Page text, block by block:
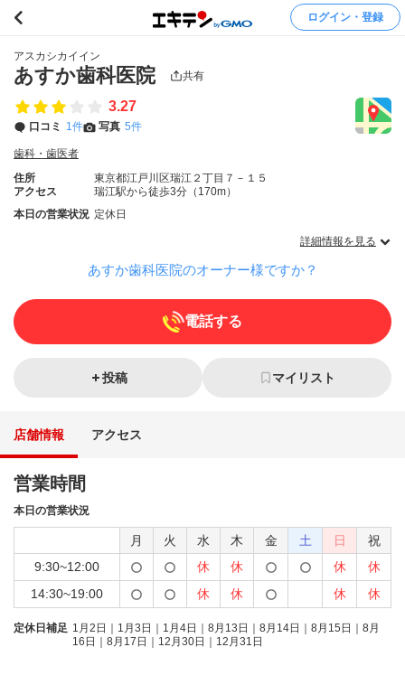
ログイン・登録
アスカシカイイン
あすか歯科医院 共有
3.27
口コミ 1件 写真 5件
歯科・歯医者
住所
東京都江戸川区瑞江２丁目７－１５
アクセス
瑞江駅から徒歩3分（170m）
本日の営業状況 定休日
詳細情報を見る
あすか歯科医院のオーナー様ですか？
電話する
投稿 マイリスト
店舗情報 アクセス
営業時間
本日の営業状況
月 火 水 木 金 土 日
祝
9:30~12:00
休 休 休
休
14:30~19:00
休 休 休 休
定休日補足 1月2日｜1月3日｜1月4日｜8月13日｜8月14日｜8月15日｜8月
16日｜8月17日｜12月30日｜12月31日